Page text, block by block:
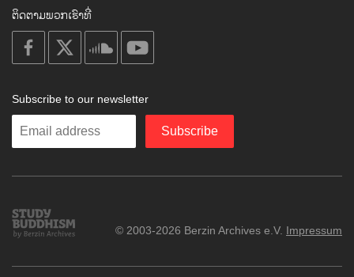
ຕິດຕາມພວກເຮົາທີ່
on
facebook
on
on
soundcloud
on
Subscribe to our newsletter
Enter
Subscribe
Study
Buddhism
© 2003-2026 Berzin Archives e.V. Impressum